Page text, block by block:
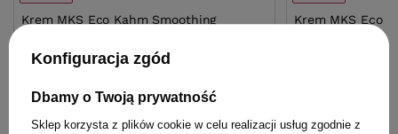
Krem MKS Eco Kahm Smoothing
puszeniu się włosów 60 ml
25,01 zł szt.
(41,68 zł / 100ml)
25.01pktpunktów
Krem MKS Eco
do golenia z
14 pktpunktów
Konfiguracja zgód
Dbamy o Twoją prywatność
Sklep korzysta z plików cookie w celu realizacji usług zgodnie z